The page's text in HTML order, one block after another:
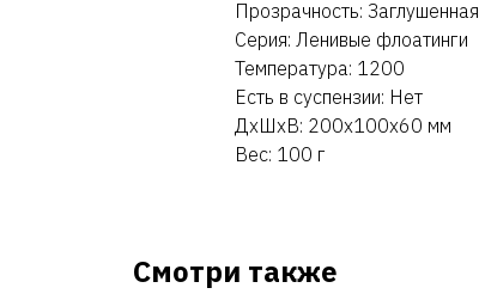
Прозрачность: Заглушенная
Серия: Ленивые флоатинги
Температура: 1200
Есть в суспензии: Нет
ДxШxВ: 200x100x60 мм
Вес: 100 г
Смотри также